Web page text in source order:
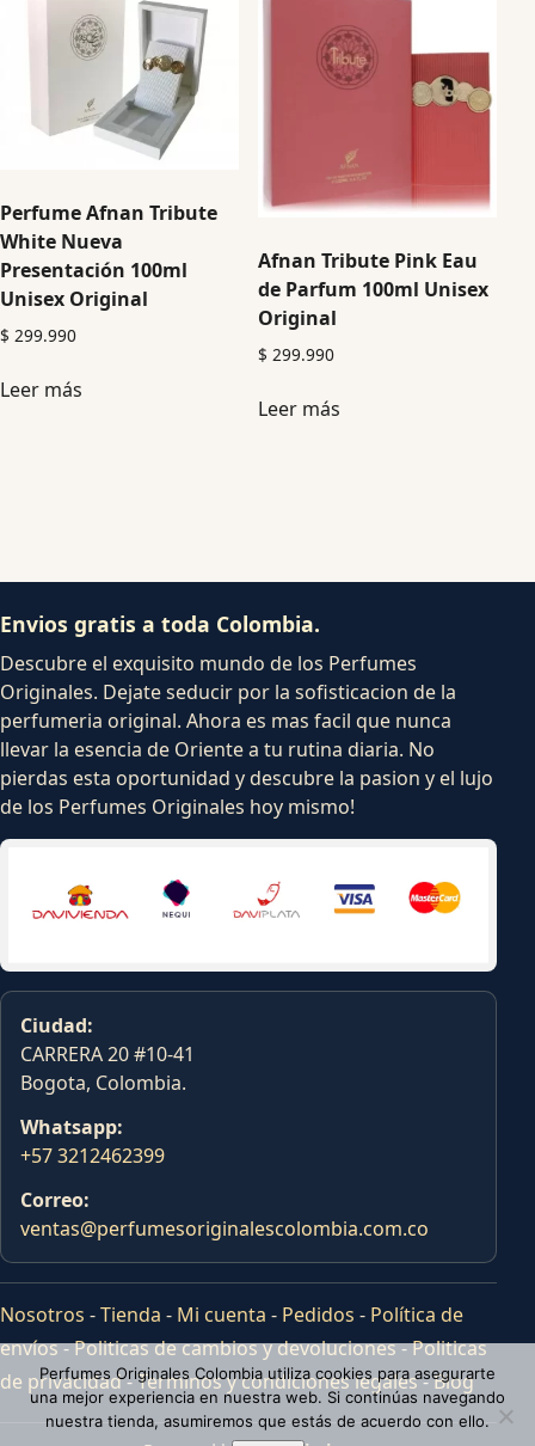
Perfume Afnan Tribute
White Nueva
Presentación 100ml
Unisex Original
$ 299.990
Leer más
Afnan Tribute Pink Eau
de Parfum 100ml Unisex
Original
$ 299.990
Leer más
Envios gratis a toda Colombia.
Descubre el exquisito mundo de los Perfumes
Originales. Dejate seducir por la sofisticacion de la
perfumeria original. Ahora es mas facil que nunca
llevar la esencia de Oriente a tu rutina diaria. No
pierdas esta oportunidad y descubre la pasion y el lujo
de los Perfumes Originales hoy mismo!
Ciudad:
CARRERA 20 #10-41
Bogota, Colombia.
Whatsapp:
+57 3212462399
Correo:
ventas@perfumesoriginalescolombia.com.co
Nosotros -Tienda - Mi cuenta - Pedidos - Política de
envíos-Politicas de cambios y devoluciones-Politicas
de privacidad-Terminos y condiciones legales-Blog
Perfumes Originales Colombia utiliza cookies para asegurarte
una mejor experiencia en nuestra web. Si continúas navegando
nuestra tienda, asumiremos que estás de acuerdo con ello.